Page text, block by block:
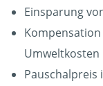
Einsparung
Umweltkosten